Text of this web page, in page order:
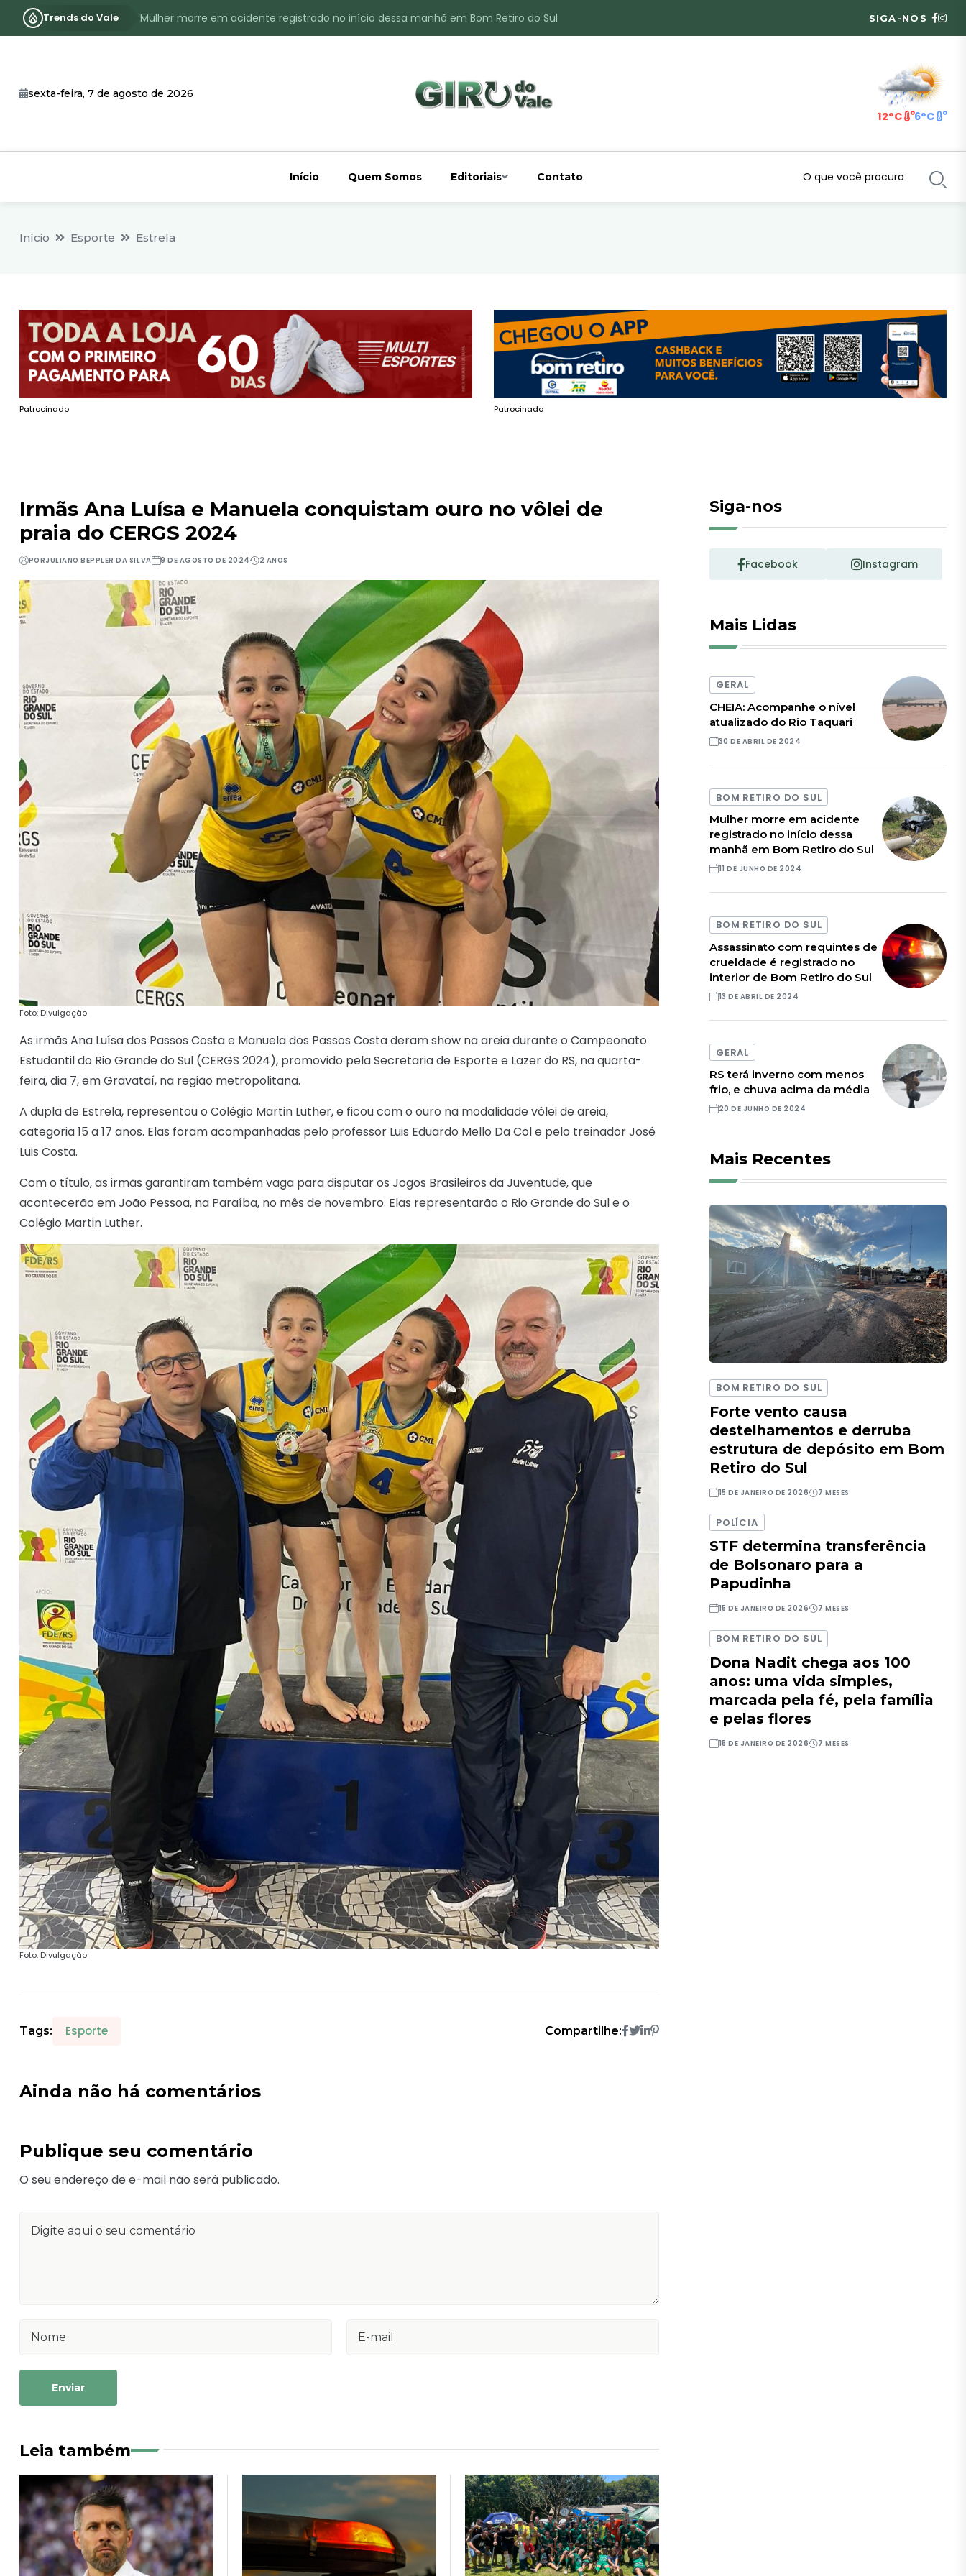
Trends do Vale
Mulher morre em acidente registrado no início dessa manhã em Bom Retiro do Sul
Identificado o jovem assassinado no interior de Bom Retiro do Sul
SIGA-NOS
sexta-feira, 7 de agosto de 2026
12°C 6°C
Início Quem Somos Editoriais Contato
Início Esporte Estrela
Patrocinado Patrocinado
Irmãs Ana Luísa e Manuela conquistam ouro no vôlei de
praia do CERGS 2024
PORJULIANO BEPPLER DA SILVA 9 DE AGOSTO DE 2024 2 ANOS
Foto: Divulgação
As irmãs Ana Luísa dos Passos Costa e Manuela dos Passos Costa deram show na areia durante o Campeonato
Estudantil do Rio Grande do Sul (CERGS 2024), promovido pela Secretaria de Esporte e Lazer do RS, na quarta-
feira, dia 7, em Gravataí, na região metropolitana.
A dupla de Estrela, representou o Colégio Martin Luther, e ficou com o ouro na modalidade vôlei de areia,
categoria 15 a 17 anos. Elas foram acompanhadas pelo professor Luis Eduardo Mello Da Col e pelo treinador José
Luis Costa.
Com o título, as irmãs garantiram também vaga para disputar os Jogos Brasileiros da Juventude, que
acontecerão em João Pessoa, na Paraíba, no mês de novembro. Elas representarão o Rio Grande do Sul e o
Colégio Martin Luther.
Foto: Divulgação
Tags: Esporte Compartilhe:
Ainda não há comentários
Publique seu comentário
O seu endereço de e-mail não será publicado.
Enviar
Leia também
Siga-nos
Facebook Instagram
Mais Lidas
GERAL
CHEIA: Acompanhe o nível
atualizado do Rio Taquari
30 DE ABRIL DE 2024
BOM RETIRO DO SUL
Mulher morre em acidente
registrado no início dessa
manhã em Bom Retiro do Sul
11 DE JUNHO DE 2024
BOM RETIRO DO SUL
Assassinato com requintes de
crueldade é registrado no
interior de Bom Retiro do Sul
13 DE ABRIL DE 2024
GERAL
RS terá inverno com menos
frio, e chuva acima da média
20 DE JUNHO DE 2024
Mais Recentes
BOM RETIRO DO SUL
Forte vento causa
destelhamentos e derruba
estrutura de depósito em Bom
Retiro do Sul
15 DE JANEIRO DE 2026 7 MESES
POLÍCIA
STF determina transferência
de Bolsonaro para a
Papudinha
15 DE JANEIRO DE 2026 7 MESES
BOM RETIRO DO SUL
Dona Nadit chega aos 100
anos: uma vida simples,
marcada pela fé, pela família
e pelas flores
15 DE JANEIRO DE 2026 7 MESES